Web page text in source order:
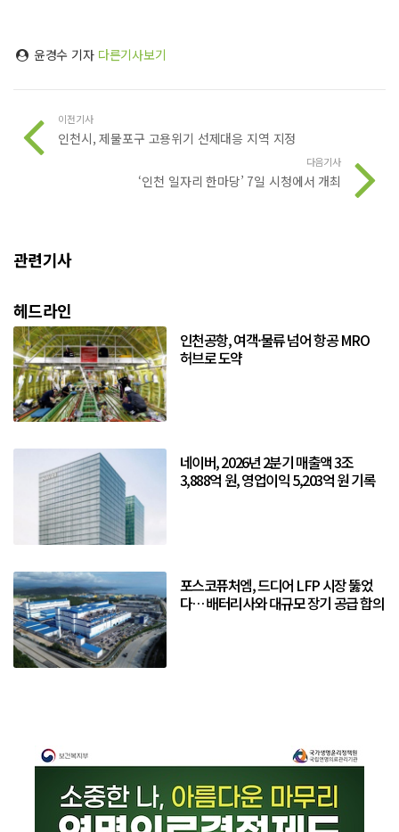
윤경수 기자 다른기사보기
이전기사
인천시, 제물포구 고용위기 선제대응 지역 지정
다음기사
‘인천 일자리 한마당’ 7일 시청에서 개최
관련기사
헤드라인
인천공항, 여객·물류 넘어 항공 MRO
허브로 도약
네이버, 2026년 2분기 매출액 3조
3,888억 원, 영업이익 5,203억 원 기록
포스코퓨처엠, 드디어 LFP 시장 뚫었
다… 배터리사와 대규모 장기 공급 합의